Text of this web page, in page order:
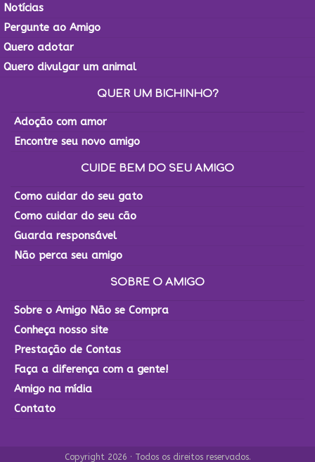
Notícias
Pergunte ao Amigo
Quero adotar
Quero divulgar um animal
QUER UM BICHINHO?
Adoção com amor
Encontre seu novo amigo
CUIDE BEM DO SEU AMIGO
Como cuidar do seu gato
Como cuidar do seu cão
Guarda responsável
Não perca seu amigo
SOBRE O AMIGO
Sobre o Amigo Não se Compra
Conheça nosso site
Prestação de Contas
Faça a diferença com a gente!
Amigo na mídia
Contato
Copyright 2026 · Todos os direitos reservados.